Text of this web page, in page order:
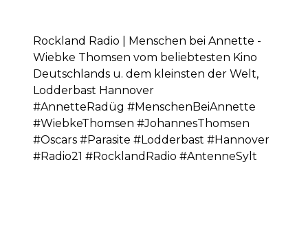
Rockland Radio | Menschen bei Annette -
Wiebke Thomsen vom beliebtesten Kino
Deutschlands u. dem kleinsten der Welt,
Lodderbast Hannover
#AnnetteRadüg #MenschenBeiAnnette
#WiebkeThomsen #JohannesThomsen
#Oscars #Parasite #Lodderbast #Hannover
#Radio21 #RocklandRadio #AntenneSylt